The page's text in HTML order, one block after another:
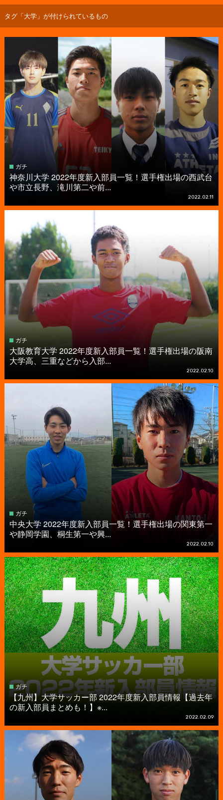
タグ「大学」が付けられているもの
ガチ
神奈川大学 2022年度新入部員一覧！選手権出場の西武台
や市立長野、滝川第二や前...
2022.02.11
ガチ
大阪教育大学 2022年度新入部員一覧！選手権出場の阪南
大学高、三重などから入部...
2022.02.10
ガチ
中央大学 2022年度新入部員一覧！選手権出場の関東第一
や静岡学園、桐生第一や興...
2022.02.10
ガチ
【九州】大学サッカー部 2022年度新入部員情報【過去年
の新入部員まとめも！】※...
2022.02.09